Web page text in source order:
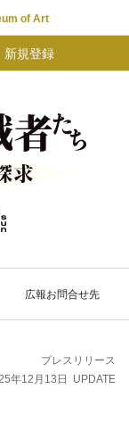
of Art
新規登録
広報お問合せ先
プレスリリース
年12月13日
UPDATE